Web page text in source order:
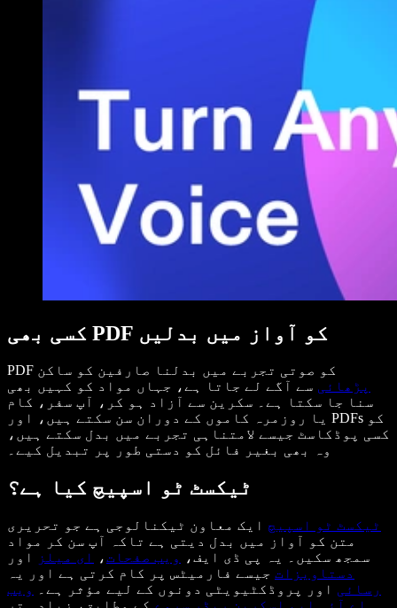
کسی بھی PDF کو آواز میں بدلیں
PDF کو صوتی تجربے میں بدلنا صارفین کو ساکن
پڑھائی سے آگے لے جاتا ہے، جہاں مواد کو کہیں بھی
سنا جا سکتا ہے۔ سکرین سے آزاد ہو کر، آپ سفر، کام
یا روزمرہ کاموں کے دوران سن سکتے ہیں، اور PDFs کو
کسی پوڈکاسٹ جیسے لامتناہی تجربے میں بدل سکتے ہیں،
وہ بھی بغیر فائل کو دستی طور پر تبدیل کیے۔
ٹیکسٹ ٹو اسپیچ کیا ہے؟
ٹیکسٹ ٹو اسپیچ ایک معاون ٹیکنالوجی ہے جو تحریری
متن کو آواز میں بدل دیتی ہے تاکہ آپ سن کر مواد
سمجھ سکیں۔ یہ پی ڈی ایف،
ویب صفحات، ای میلز
اور
دستاویزات جیسے فارمیٹس پر کام کرتی ہے اور یہ
رسائی اور پروڈکٹیویٹی دونوں کے لیے مؤثر ہے۔
ویب